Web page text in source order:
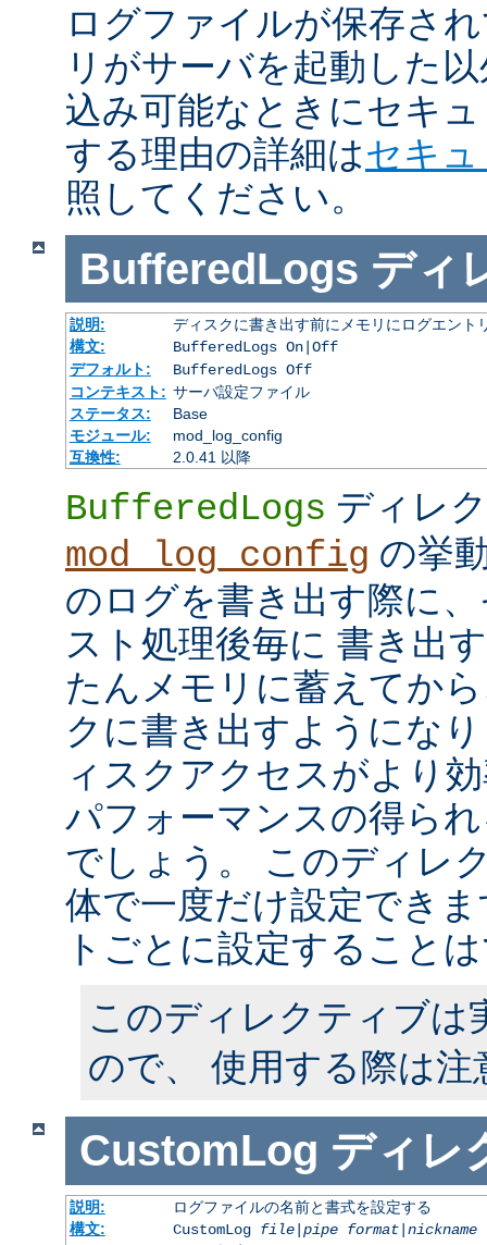
ログファイルが保存さ
リがサーバを起動した
込み可能なときにセキ
する理由の詳細はセキ
照してください。
BufferedLogs ディ
説明:
ディスクに書き出す前にメモリにログエント
構文:
BufferedLogs On|Off
デフォルト:
BufferedLogs Off
コンテキスト: サーバ設定ファイル
ステータス:
Base
モジュール:
mod_log_config
互換性:
2.0.41 以降
BufferedLogs ディレ
mod_log_config の挙
のログを書き出す際に
スト処理後毎に 書き出
たんメモリに蓄えてか
クに書き出すようにな
ィスクアクセスがより
パフォーマンスの得ら
でしょう。 このディレ
体で一度だけ設定でき
トごとに設定すること
このディレクティブは
ので、 使用する際は
CustomLog ディレ
説明:
ログファイルの名前と書式を設定する
構文:
CustomLog file|pipe format|nickname